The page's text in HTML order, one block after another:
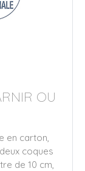
OU
en carton,
coques
de 10 cm,